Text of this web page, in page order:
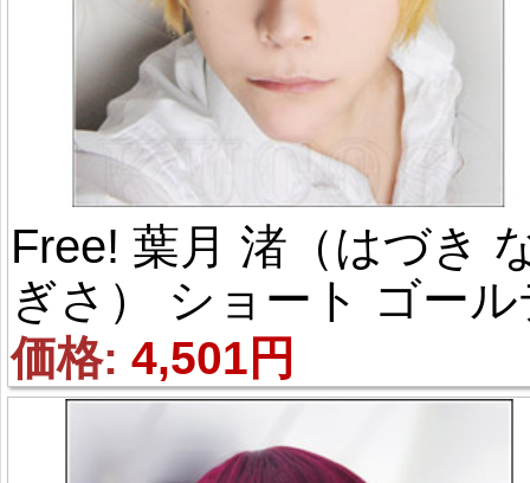
Free! 葉月 渚（はづき
ぎさ） ショート ゴール
ン 風 コスプレウィッグ
価格: 4,501円